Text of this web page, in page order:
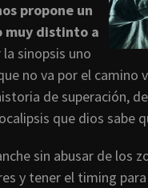
propone un
muy distinto a
la sinopsis uno
no va por el camino
de superación,
que dios sabe
sin abusar de los
y tener el timing